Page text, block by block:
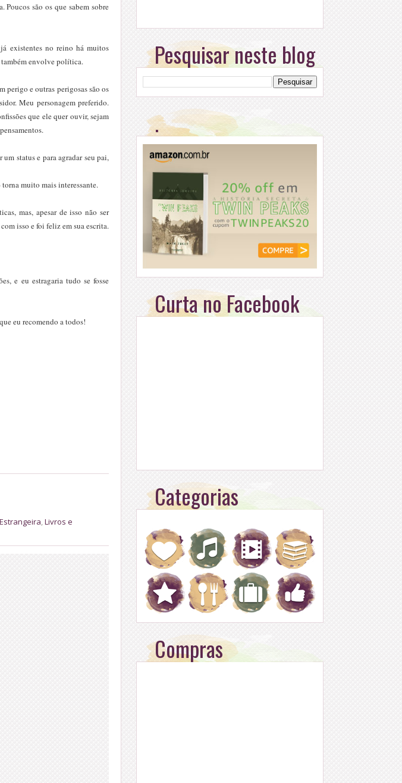
são os que sabem sobre
existentes no reino há muitos
também envolve política.
perigo e outras perigosas são os
Meu personagem preferido.
que ele quer ouvir, sejam
status e para agradar seu pai,
muito mais interessante.
mas, apesar de isso não ser
isso e foi feliz em sua escrita.
e eu estragaria tudo se fosse
eu recomendo a todos!
Livros e
Pesquisar neste blog
.
Curta no Facebook
Categorias
Compras